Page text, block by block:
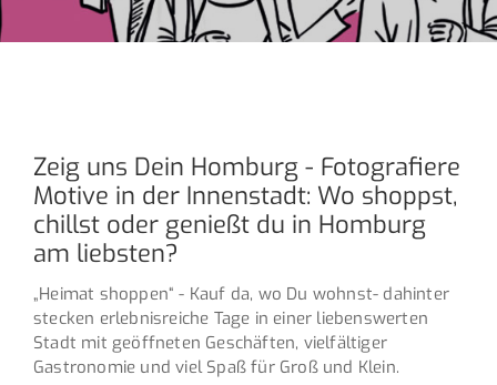
Zeig uns Dein Homburg - Fotografiere
Motive in der Innenstadt: Wo shoppst,
chillst oder genießt du in Homburg
am liebsten?
„Heimat shoppen“ - Kauf da, wo Du wohnst- dahinter
stecken erlebnisreiche Tage in einer liebenswerten
Stadt mit geöffneten Geschäften, vielfältiger
Gastronomie und viel Spaß für Groß und Klein.